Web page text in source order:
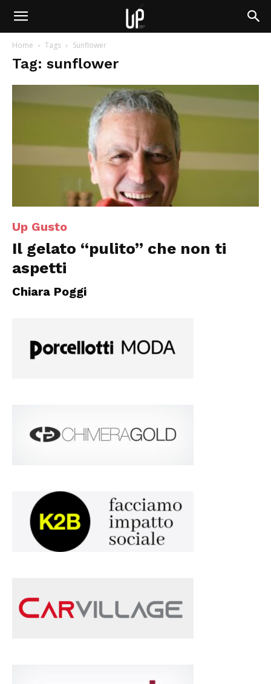
Home Tags Sunflower
Tag: sunflower
Up Gusto
Il gelato “pulito” che non ti
aspetti
Chiara Poggi